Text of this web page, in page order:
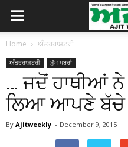
Home ਅੰਤਰਰਾਸ਼ਟਰੀ
ਅੰਤਰਰਾਸ਼ਟਰੀ ਮੁੱਖ ਖਬਰਾਂ
… ਜਦੋਂ ਹਾਥੀਆਂ
ਲਿਆ ਆਪਣੇ ਬੱਚੇ
By Ajitweekly - December 9, 2015